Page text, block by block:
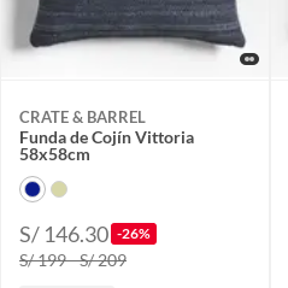
CRATE & BARREL
Funda de Cojín Vittoria
58x58cm
S/ 146.30 -26%
S/ 199 - S/ 209